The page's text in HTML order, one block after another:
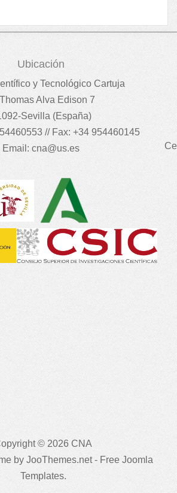
Ubicación
y Tecnológico Cartuja
Alva Edison 7
Sevilla (España)
// Fax: +34 954460145
Email: cna@us.es
© 2026 CNA
by JooThemes.net - Free Joomla
Templates.